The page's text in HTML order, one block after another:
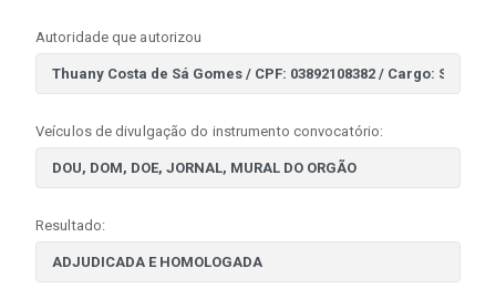
Autoridade que autorizou
Veículos de divulgação do instrumento convocatório:
Resultado: